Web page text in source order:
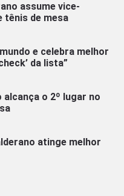
assume vice-
tênis de mesa
e celebra melhor
da lista”
alcança o 2º lugar no
atinge melhor